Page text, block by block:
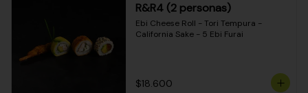
R&R4 (2 personas)
Ebi Cheese Roll - Tori Tempura -
California Sake - 5 Ebi Furai
$18.600